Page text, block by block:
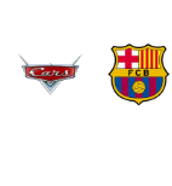
Brands